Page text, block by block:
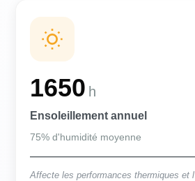
1650 h
Ensoleillement annuel
75% d'humidité moyenne
Affecte les performances thermiques et